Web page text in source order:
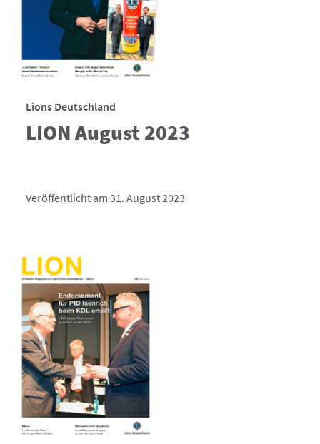
Lions Deutschland
LION August 2023
Veröffentlicht am 31. August 2023